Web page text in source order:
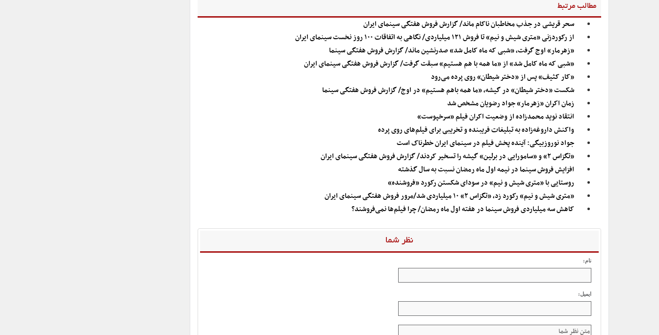
مطالب مرتبط
سحر قریشی در جذب مخاطبان ناکام ماند/ گزارش فروش هفتگی سینمای ایران
از رکوردزنی «متری شیش و نیم» تا فروش ۱۲۱ میلیاردی/ نگاهی به اتفاقات ۱۰۰ روز نخست سینمای ایران
«زهرمار» اوج گرفت، «شبی که ماه کامل شد» صدرنشین ماند/ گزارش فروش هفتگی سینما
«شبی که ماه کامل شد» از «ما همه با هم هستیم» سبقت گرفت/ گزارش فروش هفتگی سینمای ایران
«کار کثیف» پس از «دختر شیطان» روی پرده می‌رود
شکست «دختر شیطان» در گیشه، «ما همه باهم هستیم» در اوج/ گزارش فروش هفتگی سینما
زمان اکران «زهرمار» جواد رضویان مشخص شد
انتقاد نوید محمدزاده از وضعیت اکران فیلم «سرخپوست»
واکنش داروغه‌زاده به تبلیغات فریبنده و تخریبی برای فیلم‌های روی پرده
جواد نوروزبیگی: آینده پخش فیلم در سینمای ایران خطرناک است
«تگزاس ۲» و «سامورایی در برلین» گیشه را تسخیر کردند/ گزارش فروش هفتگی سینمای ایران
افزایش فروش سینما در نیمه اول ماه رمضان نسبت به سال گذشته
روستایی با «متری شیش و نیم» در سودای شکستن رکورد «فروشنده»
«متری شیش و نیم» رکورد زد، «تگزاس ۲» ۱۰ میلیاردی شد/مرور فروش هفتگی سینمای ایران
کاهش سه میلیاردی فروش سینما در هفته اول ماه رمضان/ چرا فیلم‌ها نمی‌فروشند؟
نظر شما
نام:
ایمیل: